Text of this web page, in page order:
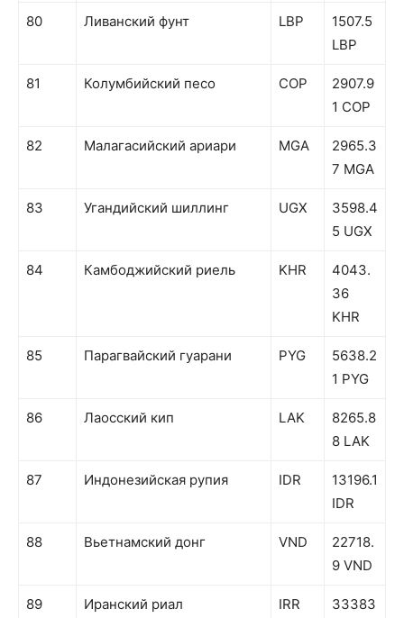
80 Ливанский фунт LBP
1507.5
LBP
81 Колумбийский песо COP
2907.9
1 COP
82 Малагасийский ариари MGA
2965.3
7 MGA
83 Угандийский шиллинг UGX
3598.4
5 UGX
84 Камбоджийский риель KHR
4043.
36
KHR
85 Парагвайский гуарани PYG
5638.2
1 PYG
86 Лаосский кип LAK
8265.8
8 LAK
87 Индонезийская рупия IDR
13196.1
IDR
88 Вьетнамский донг VND
22718.
9 VND
89 Иранский риал IRR
33383